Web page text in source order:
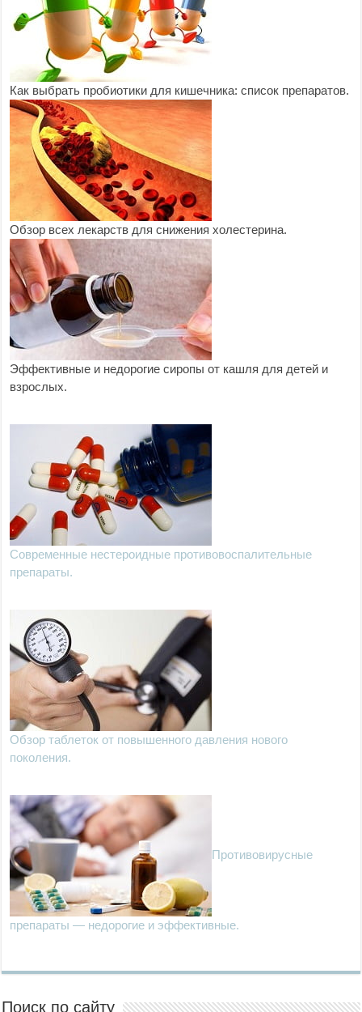
Как выбрать пробиотики для кишечника: список препаратов.
Обзор всех лекарств для снижения холестерина.
Эффективные и недорогие сиропы от кашля для детей и
взрослых.
Современные нестероидные противовоспалительные
препараты.
Обзор таблеток от повышенного давления нового
поколения.
Противовирусные
препараты — недорогие и эффективные.
Поиск по сайту